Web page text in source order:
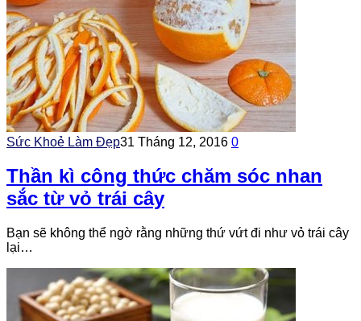
Sức Khoẻ Làm Đẹp31 Tháng 12, 2016 0
Thần kì công thức chăm sóc nhan
sắc từ vỏ trái cây
Bạn sẽ không thể ngờ rằng những thứ vứt đi như vỏ trái cây
lại…